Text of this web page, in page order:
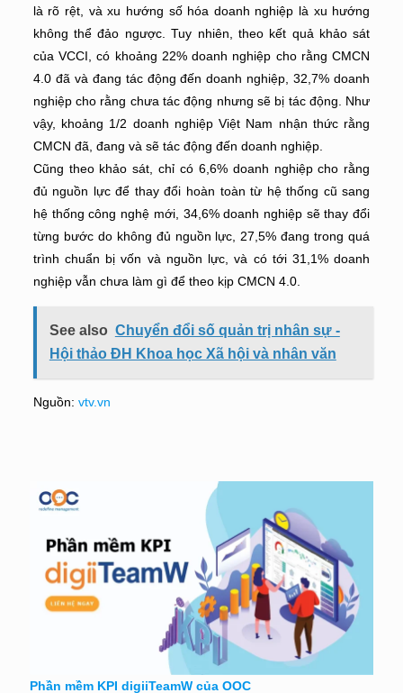
là rõ rệt, và xu hướng số hóa doanh nghiệp là xu hướng
không thể đảo ngược. Tuy nhiên, theo kết quả khảo sát
của VCCI, có khoảng 22% doanh nghiệp cho rằng CMCN
4.0 đã và đang tác động đến doanh nghiệp, 32,7% doanh
nghiệp cho rằng chưa tác động nhưng sẽ bị tác động. Như
vậy, khoảng 1/2 doanh nghiệp Việt Nam nhận thức rằng
CMCN đã, đang và sẽ tác động đến doanh nghiệp.
Cũng theo khảo sát, chỉ có 6,6% doanh nghiệp cho rằng
đủ nguồn lực để thay đổi hoàn toàn từ hệ thống cũ sang
hệ thống công nghệ mới, 34,6% doanh nghiệp sẽ thay đổi
từng bước do không đủ nguồn lực, 27,5% đang trong quá
trình chuẩn bị vốn và nguồn lực, và có tới 31,1% doanh
nghiệp vẫn chưa làm gì để theo kịp CMCN 4.0.
See also Chuyển đổi số quản trị nhân sự -
Hội thảo ĐH Khoa học Xã hội và nhân văn
Nguồn: vtv.vn
Phần mềm KPI digiiTeamW của OOC